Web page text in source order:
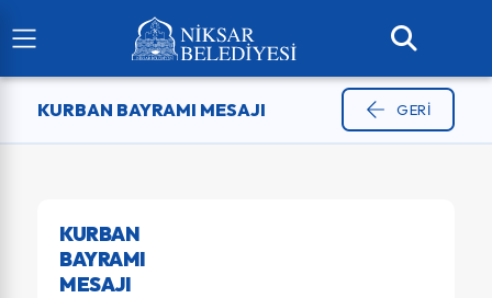
KURBAN BAYRAMI MESAJI GERI
KURBAN
BAYRAMI
MESAJI